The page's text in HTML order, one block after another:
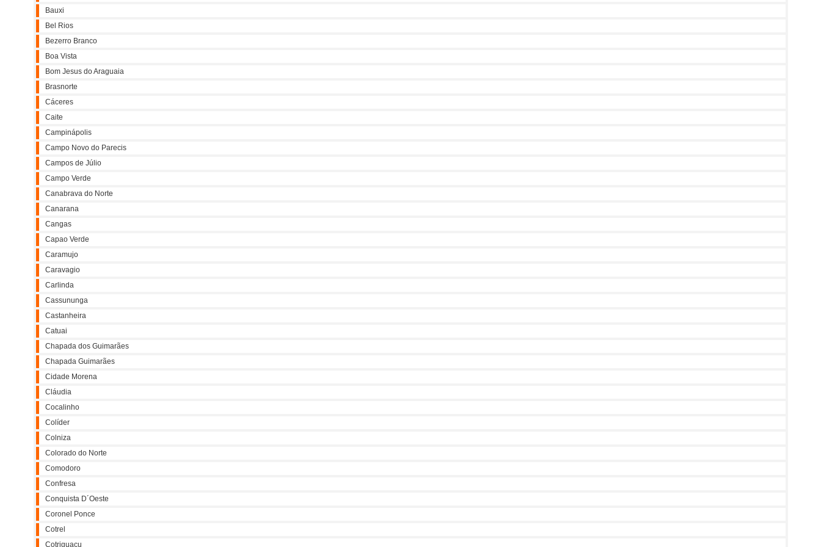
Bauxi
Bel Rios
Bezerro Branco
Boa Vista
Bom Jesus do Araguaia
Brasnorte
Cáceres
Caite
Campinápolis
Campo Novo do Parecis
Campos de Júlio
Campo Verde
Canabrava do Norte
Canarana
Cangas
Capao Verde
Caramujo
Caravagio
Carlinda
Cassununga
Castanheira
Catuai
Chapada dos Guimarães
Chapada Guimarães
Cidade Morena
Cláudia
Cocalinho
Colíder
Colniza
Colorado do Norte
Comodoro
Confresa
Conquista D´Oeste
Coronel Ponce
Cotrel
Cotriguaçu